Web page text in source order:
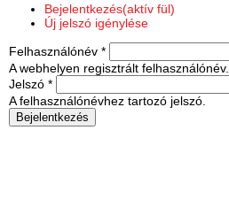
Bejelentkezés(aktív fül)
Új jelszó igénylése
Felhasználónév *
A webhelyen regisztrált felhasználónév.
Jelszó *
A felhasználónévhez tartozó jelszó.